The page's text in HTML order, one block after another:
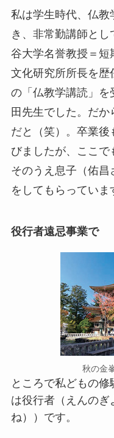
私は学生時代、仏教
き、非常勤講師と
谷大学名誉教授＝短
文化研究所所長を歴
の「仏教学講読」
田先生でした。だか
だと（笑）。卒業
びましたが、ここで
そのうえ息子（佑
をしてもらっていま
役行者遠忌事業で
秋の金
ところで私どもの
は役行者（えんの
ね））です。